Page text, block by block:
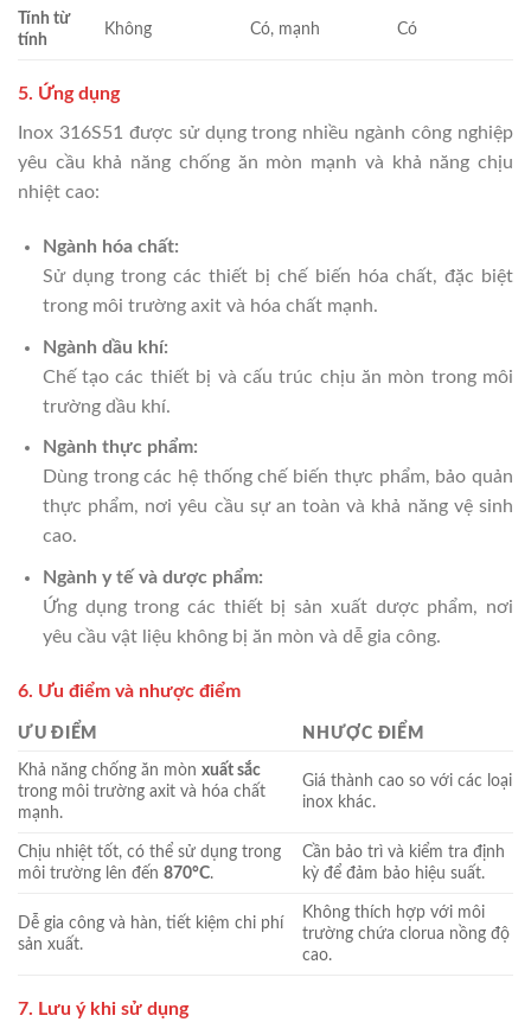
Tính từ
tính
Không Có, mạnh Có
5. Ứng dụng
Inox 316S51 được sử dụng trong nhiều ngành công nghiệp
yêu cầu khả năng chống ăn mòn mạnh và khả năng chịu
nhiệt cao:
Ngành hóa chất:
Sử dụng trong các thiết bị chế biến hóa chất, đặc biệt
trong môi trường axit và hóa chất mạnh.
Ngành dầu khí:
Chế tạo các thiết bị và cấu trúc chịu ăn mòn trong môi
trường dầu khí.
Ngành thực phẩm:
Dùng trong các hệ thống chế biến thực phẩm, bảo quản
thực phẩm, nơi yêu cầu sự an toàn và khả năng vệ sinh
cao.
Ngành y tế và dược phẩm:
Ứng dụng trong các thiết bị sản xuất dược phẩm, nơi
yêu cầu vật liệu không bị ăn mòn và dễ gia công.
6. Ưu điểm và nhược điểm
ƯU ĐIỂM NHƯỢC ĐIỂM
Khả năng chống ăn mòn xuất sắc
trong môi trường axit và hóa chất
mạnh.
Giá thành cao so với các loại
inox khác.
Chịu nhiệt tốt, có thể sử dụng trong
môi trường lên đến 870°C.
Cần bảo trì và kiểm tra định
kỳ để đảm bảo hiệu suất.
Dễ gia công và hàn, tiết kiệm chi phí
sản xuất.
Không thích hợp với môi
trường chứa clorua nồng độ
cao.
7. Lưu ý khi sử dụng